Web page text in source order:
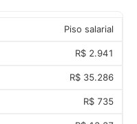
Piso salarial
R$ 2.941
R$ 35.286
R$ 735